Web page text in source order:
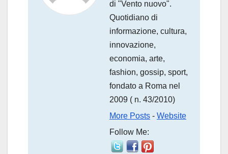
di "Vento nuovo".
Quotidiano di
informazione, cultura,
innovazione,
economia, arte,
fashion, gossip, sport,
fondato a Roma nel
2009 ( n. 43/2010)
More Posts - Website
Follow Me: